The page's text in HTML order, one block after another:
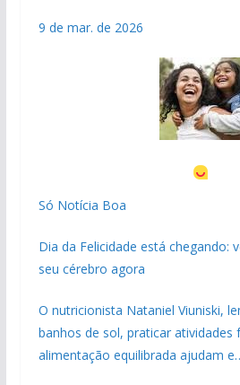
9 de mar. de 2026
Só Notícia Boa
Dia da Felicidade está chegando:
seu cérebro agora
O nutricionista Nataniel Viuniski,
banhos de sol, praticar atividades
alimentação equilibrada ajudam